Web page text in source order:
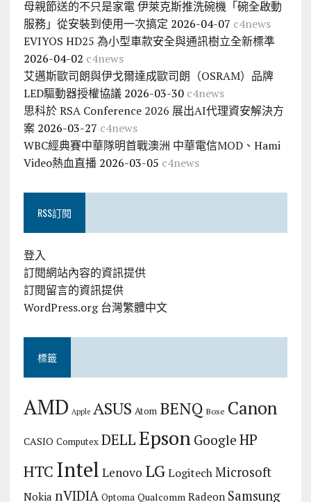
母親節送的不只是家電 伊萊克斯推洗碗機「碗全啟動
服務」從安裝到使用一次搞定 2026-04-07 c4news
EVIYOS HD25 為小型車款安全與通訊樹立全新標準
2026-04-02 c4news
艾邁斯歐司朗與伊戈爾達成歐司朗（OSRAM）品牌
LED驅動器授權協議 2026-03-30 c4news
思科於 RSA Conference 2026 展出AI代理資安解決方
案 2026-03-27 c4news
WBC經典賽中華隊明首戰澳洲 中華電信MOD、Hami
Video熱血直播 2026-03-05 c4news
RSS訂閱
登入
訂閱網站內容的資訊提供
訂閱留言的資訊提供
WordPress.org 台灣繁體中文
標籤
AMD Apple ASUS Atom BENQ Bose Canon
CASIO Computex DELLEpson Google HP
HTC Intel Lenovo LG Logitech Microsoft
Nokia nVIDIA Optoma Qualcomm Radeon Samsung